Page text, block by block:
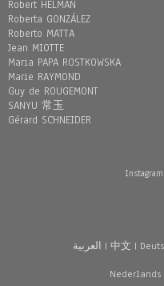
Robert HELMAN
Roberta GONZÁLEZ
Roberto MATTA
Jean MIOTTE
Maria PAPA ROSTKOWSKA
Marie RAYMOND
Guy de ROUGEMONT
SANYU 常玉
Gérard SCHNEIDER
Instagram
العربية | 中文 |
Nederlands